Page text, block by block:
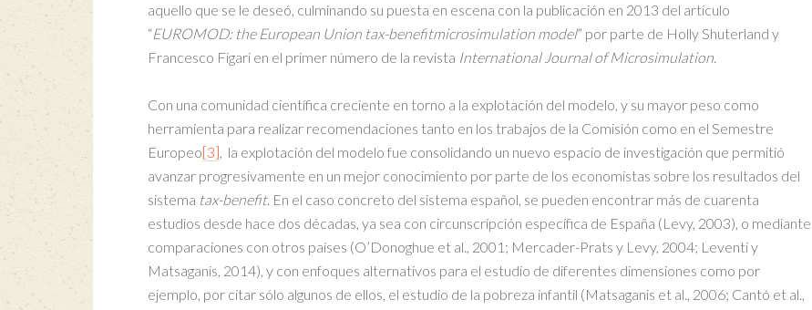
aquello que se le deseó, culminando su puesta en escena con la publicación en 2013 del artículo
“EUROMOD: the European Union tax-benefitmicrosimulation model” por parte de Holly Shuterland y
Francesco Figari en el primer número de la revista International Journal of Microsimulation.
Con una comunidad científica creciente en torno a la explotación del modelo, y su mayor peso como
herramienta para realizar recomendaciones tanto en los trabajos de la Comisión como en el Semestre
Europeo[3], la explotación del modelo fue consolidando un nuevo espacio de investigación que permitió
avanzar progresivamente en un mejor conocimiento por parte de los economistas sobre los resultados del
sistema tax-benefit. En el caso concreto del sistema español, se pueden encontrar más de cuarenta
estudios desde hace dos décadas, ya sea con circunscripción específica de España (Levy, 2003), o mediante
comparaciones con otros países (O’Donoghue et al., 2001; Mercader-Prats y Levy, 2004; Leventi y
Matsaganis, 2014), y con enfoques alternativos para el estudio de diferentes dimensiones como por
ejemplo, por citar sólo algunos de ellos, el estudio de la pobreza infantil (Matsaganis et al., 2006; Cantó et al.,